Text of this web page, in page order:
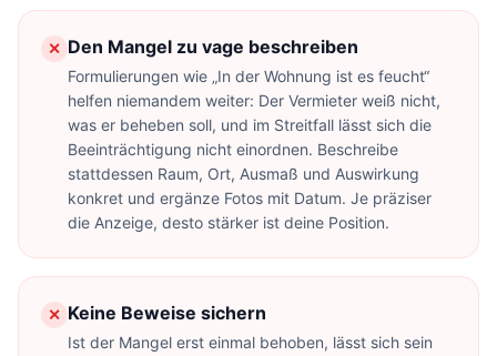
✕ Den Mangel zu vage beschreiben
Formulierungen wie „In der Wohnung ist es feucht“
helfen niemandem weiter: Der Vermieter weiß nicht,
was er beheben soll, und im Streitfall lässt sich die
Beeinträchtigung nicht einordnen. Beschreibe
stattdessen Raum, Ort, Ausmaß und Auswirkung
konkret und ergänze Fotos mit Datum. Je präziser
die Anzeige, desto stärker ist deine Position.
✕ Keine Beweise sichern
Ist der Mangel erst einmal behoben, lässt sich sein